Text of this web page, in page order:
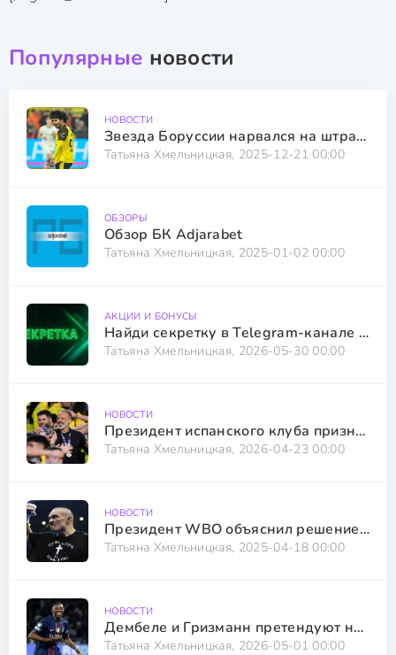
Популярные новости
НОВОСТИ
Звезда Боруссии нарвался на штраф от клуба
Татьяна Хмельницкая, 2025-12-21 00:00
ОБЗОРЫ
Обзор БК Adjarabet
Татьяна Хмельницкая, 2025-01-02 00:00
АКЦИИ И БОНУСЫ
Найди секретку в Telegram-канале Overbetting и получи бонус
Татьяна Хмельницкая, 2026-05-30 00:00
НОВОСТИ
Президент испанского клуба признался, что использовал ИИ для назначения тренера
Татьяна Хмельницкая, 2026-04-23 00:00
НОВОСТИ
Президент WBO объяснил решение позволить Усику провести реванш с Дюбуа
Татьяна Хмельницкая, 2025-04-18 00:00
НОВОСТИ
Дембеле и Гризманн претендуют на звание игрока недели в Лиге чемпионов
Татьяна Хмельницкая, 2026-05-01 00:00